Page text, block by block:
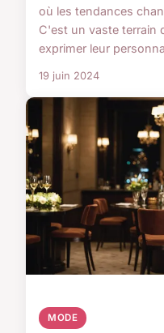
où les tendances
C'est un vaste terrain
exprimer leur
19 juin 2024
MODE